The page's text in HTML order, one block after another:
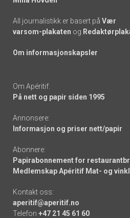
All journalistikk er basert på Vær
varsom-plakaten og
Om informasjonskapsler
Om Apéritif:
På nett og papir siden 1995
Annonsere:
Informasjon og priser nett/papir
Abonnere:
Papirabonnement for
Medlemskap Apéritif Mat- og
Kontakt oss:
aperitif@aperitif.no
Telefon +47 21 45 61 60